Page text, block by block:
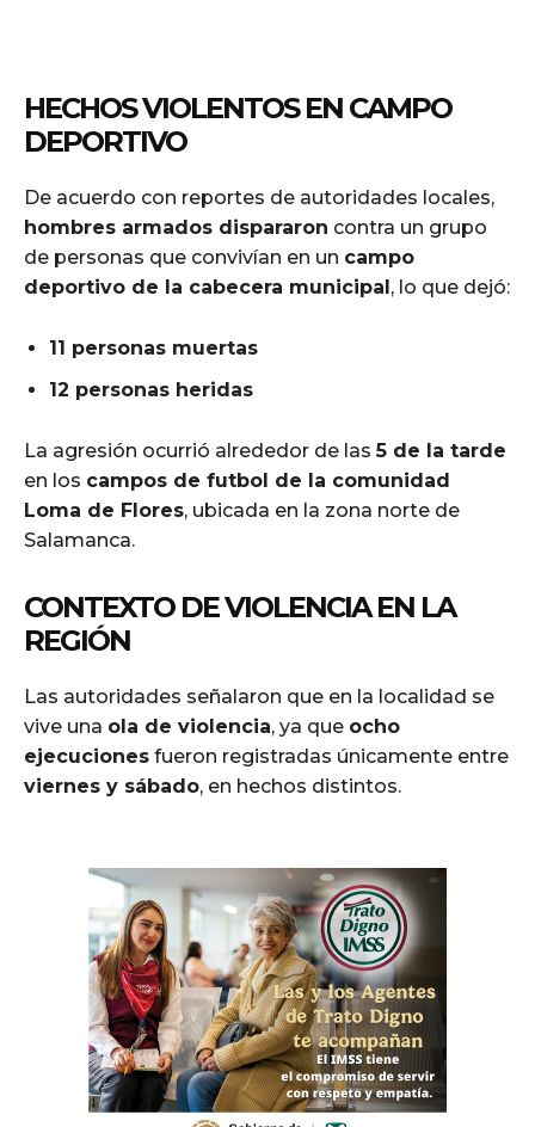
HECHOS VIOLENTOS EN CAMPO
DEPORTIVO
De acuerdo con reportes de autoridades locales,
hombres armados dispararon contra un grupo
de personas que convivían en un campo
deportivo de la cabecera municipal, lo que dejó:
11 personas muertas
12 personas heridas
La agresión ocurrió alrededor de las5 de la tarde
en los campos de futbol de la comunidad
Loma de Flores, ubicada en la zona norte de
Salamanca.
CONTEXTO DE VIOLENCIA EN LA
REGIÓN
Las autoridades señalaron que en la localidad se
vive una ola de violencia, ya que ocho
ejecuciones fueron registradas únicamente entre
viernes y sábado, en hechos distintos.